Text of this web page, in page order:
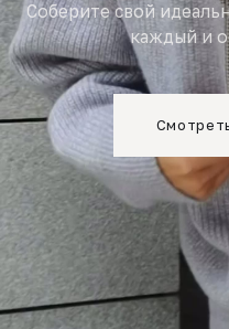
Соберите свой
каждый и